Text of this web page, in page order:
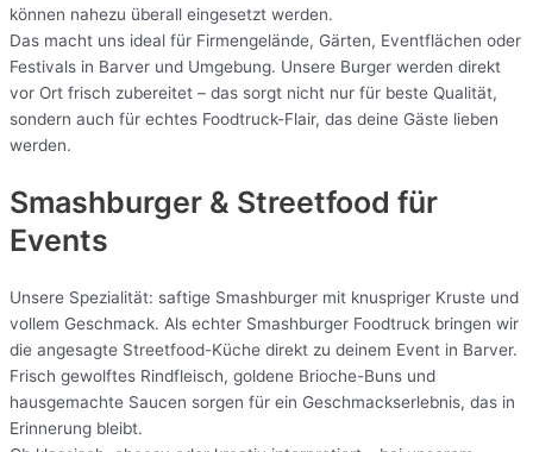
können nahezu überall eingesetzt werden.
Das macht uns ideal für Firmengelände, Gärten, Eventflächen oder
Festivals in Barver und Umgebung. Unsere Burger werden direkt
vor Ort frisch zubereitet – das sorgt nicht nur für beste Qualität,
sondern auch für echtes Foodtruck-Flair, das deine Gäste lieben
werden.
Smashburger & Streetfood für
Events
Unsere Spezialität: saftige Smashburger mit knuspriger Kruste und
vollem Geschmack. Als echter Smashburger Foodtruck bringen wir
die angesagte Streetfood-Küche direkt zu deinem Event in Barver.
Frisch gewolftes Rindfleisch, goldene Brioche-Buns und
hausgemachte Saucen sorgen für ein Geschmackserlebnis, das in
Erinnerung bleibt.